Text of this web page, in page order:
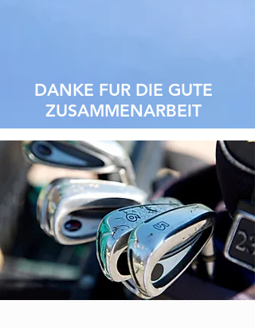
DANKE FUR DIE GUTE
ZUSAMMENARBEIT